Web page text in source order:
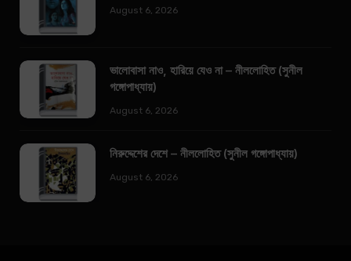
August 6, 2026
ভালোবাসা নাও, হারিয়ে যেও না – নীললোহিত (সুনীল
গঙ্গোপাধ্যায়)
August 6, 2026
নিরুদ্দেশের দেশে – নীললোহিত (সুনীল গঙ্গোপাধ্যায়)
August 6, 2026